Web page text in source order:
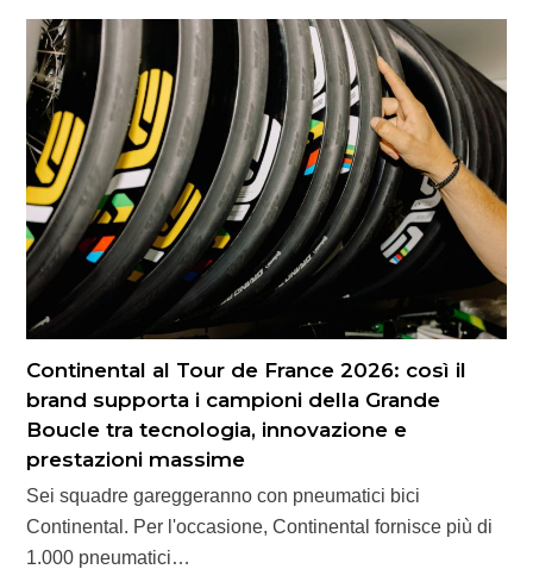
Continental al Tour de France 2026: così il
brand supporta i campioni della Grande
Boucle tra tecnologia, innovazione e
prestazioni massime
Sei squadre gareggeranno con pneumatici bici
Continental. Per l'occasione, Continental fornisce più di
1.000 pneumatici…